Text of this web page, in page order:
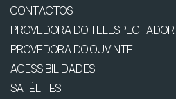
CONTACTOS
PROVEDORA DO TELESPECTADOR
PROVEDORA DO OUVINTE
ACESSIBILIDADES
SATÉLITES